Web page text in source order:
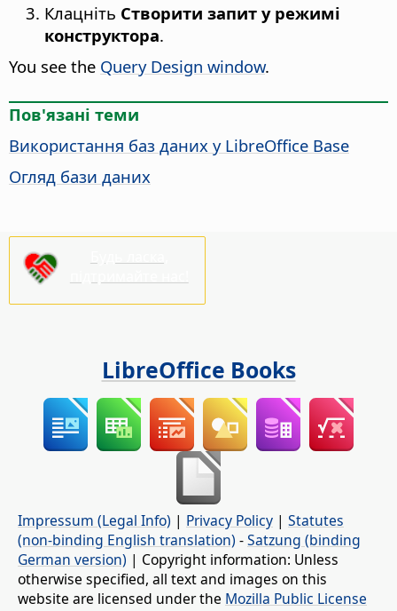
Клацніть Створити запит у режимі
конструктора.
You see the Query Design window.
Пов'язані теми
Використання баз даних у LibreOffice Base
Огляд бази даних
LibreOffice Books
Impressum (Legal Info) | Privacy Policy | Statutes
(non-binding English translation) -Satzung (binding
German version) | Copyright information: Unless
otherwise specified, all text and images on this
website are licensed under the Mozilla Public License